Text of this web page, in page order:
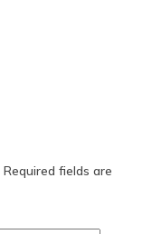
Required fields are